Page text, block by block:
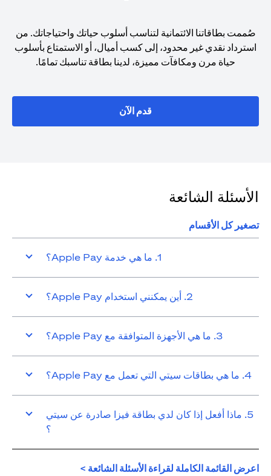
صُممت بطاقاتنا الائتمانية لتناسب أسلوب حياتك واحتياجاتك. من
استرداد نقدي غير محدود، إلى كسب أميال، أو الاستمتاع بأسلوب
حياة مرن ومكافآت مميزة، لدينا بطاقة تناسبك تمامًا.
قدم الآن
الأسئلة الشائعة
تصغير كل الأقسام
1. ما هي خدمة Apple Pay؟
2. أين يمكنني استخدام Apple Pay؟
3. ما هي الأجهزة المتوافقة مع Apple Pay؟
4. ما هي بطاقات سيتي التي تعمل مع Apple Pay؟
5. ماذا أفعل إذا كان لدي بطاقة فيزا صادرة عن سيتي
؟
اعرض القائمة الكاملة لقراءة الأسئلة الشائعة >